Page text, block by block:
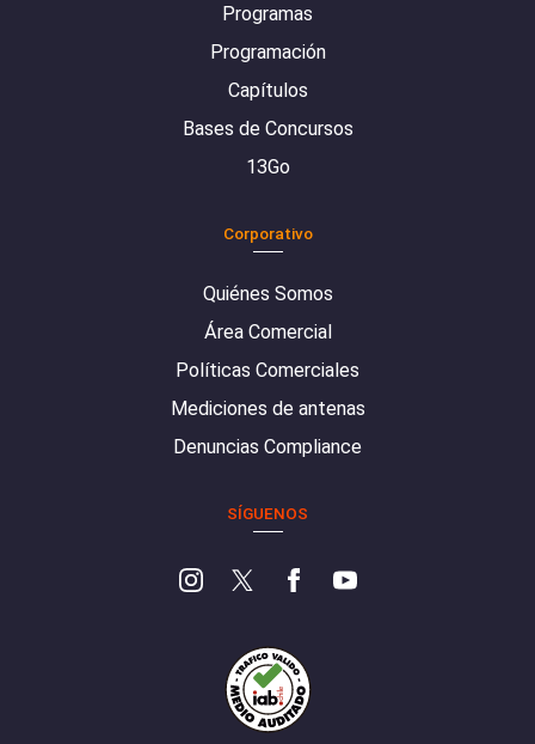
Programas
Programación
Capítulos
Bases de Concursos
13Go
Corporativo
Quiénes Somos
Área Comercial
Políticas Comerciales
Mediciones de antenas
Denuncias Compliance
SÍGUENOS